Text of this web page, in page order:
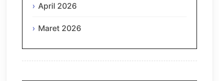
April 2026
Maret 2026